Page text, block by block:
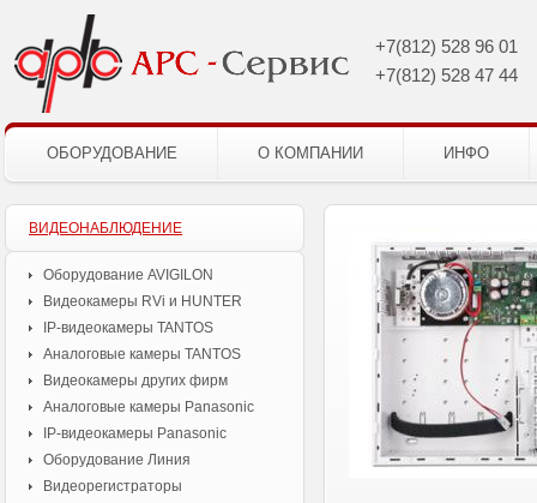
+7(812) 528 96 01
+7(812) 528 47 44
ОБОРУДОВАНИЕ О КОМПАНИИ ИНФО
ВИДЕОНАБЛЮДЕНИЕ
Оборудование AVIGILON
Видеокамеры RVi и HUNTER
IP-видеокамеры TANTOS
Аналоговые камеры TANTOS
Видеокамеры других фирм
Аналоговые камеры Panasonic
IP-видеокамеры Panasonic
Оборудование Линия
Видеорегистраторы